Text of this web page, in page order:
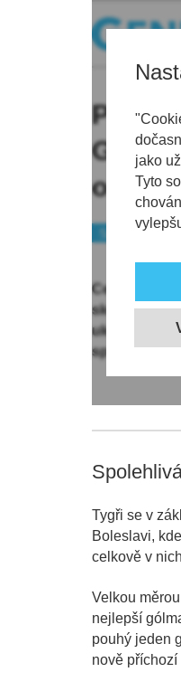
jako
Tyto
Hokej
Sport
Cesta
skončila
ukázat, že v
společně
Tygři se v
Boleslavi,
celkově v
Velkou
nejlepší
pouhý jeden
nově